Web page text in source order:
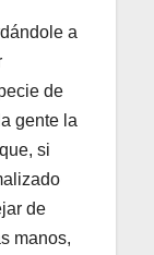
a
de
gente la
si
de
manos,